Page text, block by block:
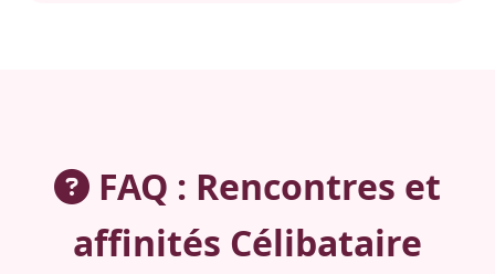
FAQ : Rencontres et
affinités Célibataire